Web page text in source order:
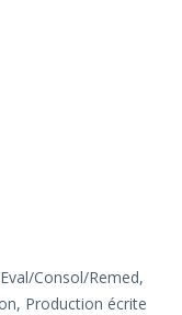
Eval/Consol/Remed,
Production écrite